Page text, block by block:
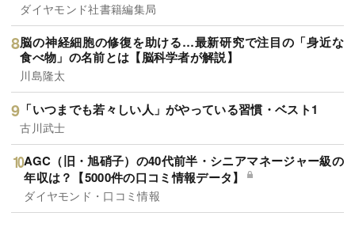
ダイヤモンド社書籍編集局
脳の神経細胞の修復を助ける…最新研究で注目の「身近な
食べ物」の名前とは【脳科学者が解説】
川島隆太
「いつまでも若々しい人」がやっている習慣・ベスト1
古川武士
AGC（旧・旭硝子）の40代前半・シニアマネージャー級の
年収は？【5000件の口コミ情報データ】
ダイヤモンド・口コミ情報